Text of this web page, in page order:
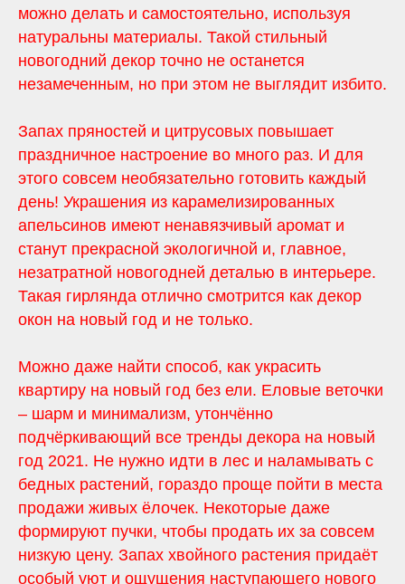
можно делать и самостоятельно, используя
натуральны материалы. Такой стильный
новогодний декор точно не останется
незамеченным, но при этом не выглядит избито.
Запах пряностей и цитрусовых повышает
праздничное настроение во много раз. И для
этого совсем необязательно готовить каждый
день! Украшения из карамелизированных
апельсинов имеют ненавязчивый аромат и
станут прекрасной экологичной и, главное,
незатратной новогодней деталью в интерьере.
Такая гирлянда отлично смотрится как декор
окон на новый год и не только.
Можно даже найти способ, как украсить
квартиру на новый год без ели. Еловые веточки
– шарм и минимализм, утончённо
подчёркивающий все тренды декора на новый
год 2021. Не нужно идти в лес и наламывать с
бедных растений, гораздо проще пойти в места
продажи живых ёлочек. Некоторые даже
формируют пучки, чтобы продать их за совсем
низкую цену. Запах хвойного растения придаёт
особый уют и ощущения наступающего нового